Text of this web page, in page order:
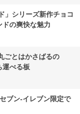
」シリーズ新作チョコ
ドの爽快な魅力
ごとはかさばるの
べる板
ブン‐イレブン限定で